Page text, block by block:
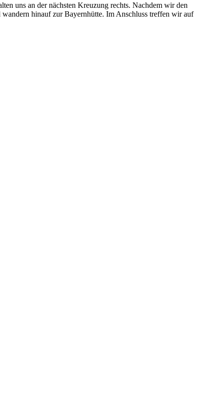
uns an der nächsten Kreuzung rechts. Nachdem wir den
hinauf zur Bayernhütte. Im Anschluss treffen wir auf